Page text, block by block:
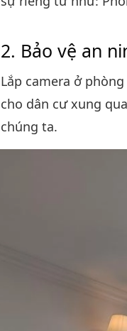
Bảo vệ an
Lắp camera ở
cho dân cư xung
chúng ta.